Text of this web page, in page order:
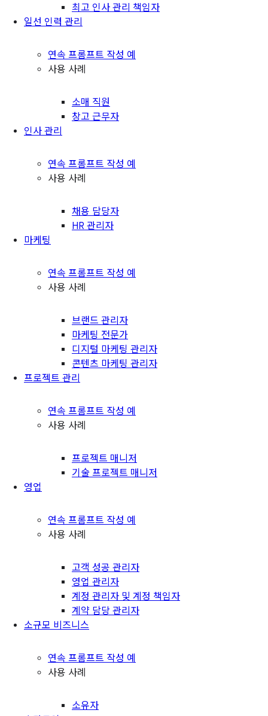
최고 인사 관리 책임자
일선 인력 관리
연속 프롬프트 작성 예
사용 사례
소매 직원
창고 근무자
인사 관리
연속 프롬프트 작성 예
사용 사례
채용 담당자
HR 관리자
마케팅
연속 프롬프트 작성 예
사용 사례
브랜드 관리자
마케팅 전문가
디지털 마케팅 관리자
콘텐츠 마케팅 관리자
프로젝트 관리
연속 프롬프트 작성 예
사용 사례
프로젝트 매니저
기술 프로젝트 매니저
영업
연속 프롬프트 작성 예
사용 사례
고객 성공 관리자
영업 관리자
계정 관리자 및 계정 책임자
계약 담당 관리자
소규모 비즈니스
연속 프롬프트 작성 예
사용 사례
소유자